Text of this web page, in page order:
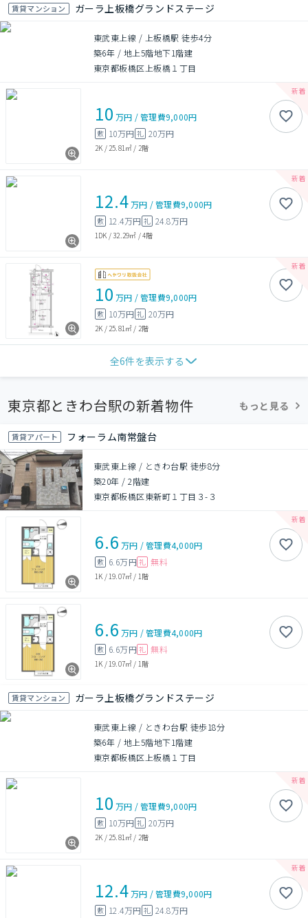
賃貸マンション ガーラ上板橋グランドステージ
東武東上線 / 上板橋駅 徒歩4分
築6年 / 地上5階地下1階建
東京都板橋区上板橋１丁目
10 万円 /管理費9,000円
敷 10万円 礼 20万円
2K / 25.81㎡ / 2階
12.4万円 /管理費9,000円
敷 12.4万円 礼 24.8万円
1DK /32.29㎡ /4階
10 万円 /管理費9,000円
敷 10万円 礼 20万円
2K /25.81㎡ / 2階
全6件を表示する
東京都ときわ台駅の新着物件 もっと見る
賃貸アパート フォーラム南常盤台
東武東上線 / ときわ台駅 徒歩8分
築20年 /2階建
東京都板橋区東新町１丁目３-３
6.6 万円 /管理費4,000円
敷 6.6万円 礼 無料
1K / 19.07㎡ / 1階
6.6 万円 /管理費4,000円
敷 6.6万円 礼 無料
1K / 19.07㎡ / 1階
賃貸マンション ガーラ上板橋グランドステージ
東武東上線 / ときわ台駅 徒歩18分
築6年 / 地上5階地下1階建
東京都板橋区上板橋１丁目
10 万円 /管理費9,000円
敷 10万円 礼 20万円
2K / 25.81㎡ / 2階
12.4万円 /管理費9,000円
敷 12.4万円 礼 24.8万円